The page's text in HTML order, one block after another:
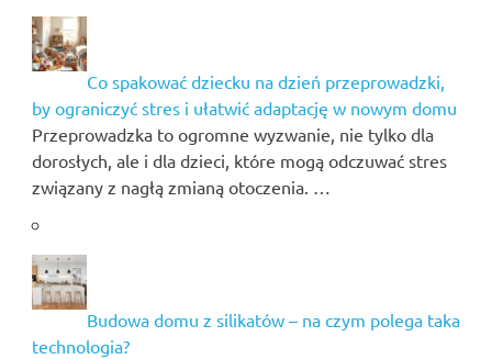
Co spakować dziecku na dzień przeprowadzki,
by ograniczyć stres i ułatwić adaptację w nowym domu
Przeprowadzka to ogromne wyzwanie, nie tylko dla
dorosłych, ale i dla dzieci, które mogą odczuwać stres
związany z nagłą zmianą otoczenia. …
Budowa domu z silikatów – na czym polega taka
technologia?